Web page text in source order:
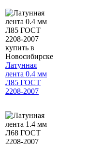
Латунная
лента 0.4 мм
Л85 ГОСТ
2208-2007